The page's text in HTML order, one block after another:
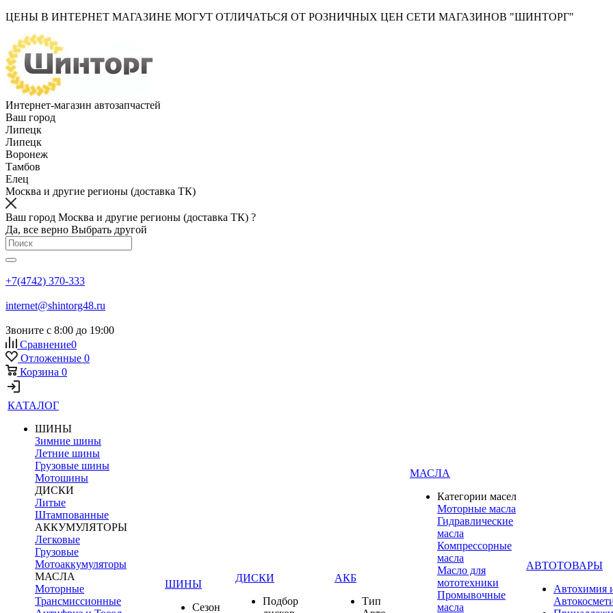
ЦЕНЫ В ИНТЕРНЕТ МАГАЗИНЕ МОГУТ ОТЛИЧАТЬСЯ ОТ РОЗНИЧНЫХ ЦЕН СЕТИ МАГАЗИНОВ "ШИНТОРГ"
Интернет-магазин автозапчастей
Ваш город
Липецк
Липецк
Воронеж
Тамбов
Елец
Москва и другие регионы (доставка ТК)
Ваш город Москва и другие регионы (доставка ТК) ?
Да, все верно Выбрать другой
+7(4742) 370-333
internet@shintorg48.ru
Звоните с 8:00 до 19:00
Сравнение0
Отложенные 0
Корзина 0
КАТАЛОГ
ШИНЫ
Зимние шины
Летние шины
Грузовые шины
Мотошины
ДИСКИ
Литые
Штампованные
АККУМУЛЯТОРЫ
Легковые
Грузовые
Мотоаккумуляторы
МАСЛА
Моторные
Трансмиссионные
ШИНЫ
Сезон
ДИСКИ
Подбор
АКБ
Тип
МАСЛА
Категории масел
Моторные масла
Гидравлические
масла
Компрессорные
масла
Масло для
мототехники
Промывочные
масла
АВТОТОВАРЫ
Автохимия